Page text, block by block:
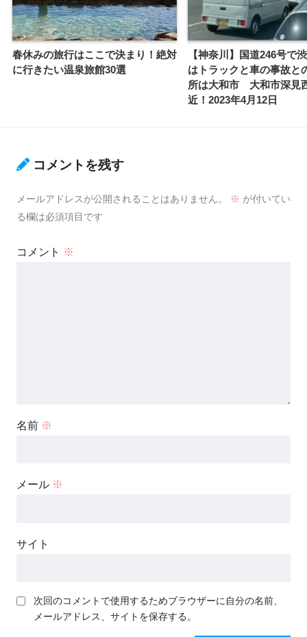
春休みの旅行はここで決まり！絶対
に行きたい温泉旅館30選
【神奈川】国道246号で
はトラックと車の事故と
所は大和市 大和市深見
近！2023年4月12日
コメントを残す
メールアドレスが公開されることはありません。 ※ が付いてい
る欄は必須項目です
コメント ※
名前 ※
メール ※
サイト
次回のコメントで使用するためブラウザーに自分の名前、
メールアドレス、サイトを保存する。